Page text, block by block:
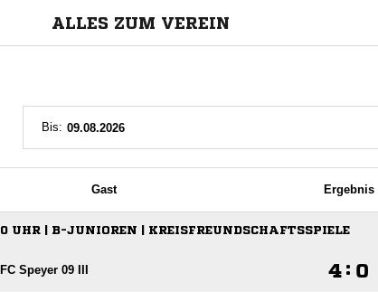
ALLES ZUM VEREIN
Bis:
Gast Ergebnis
| B-JUNIOREN | KREISFREUNDSCHAFTSSPIELE
FC Speyer 09 III  : 